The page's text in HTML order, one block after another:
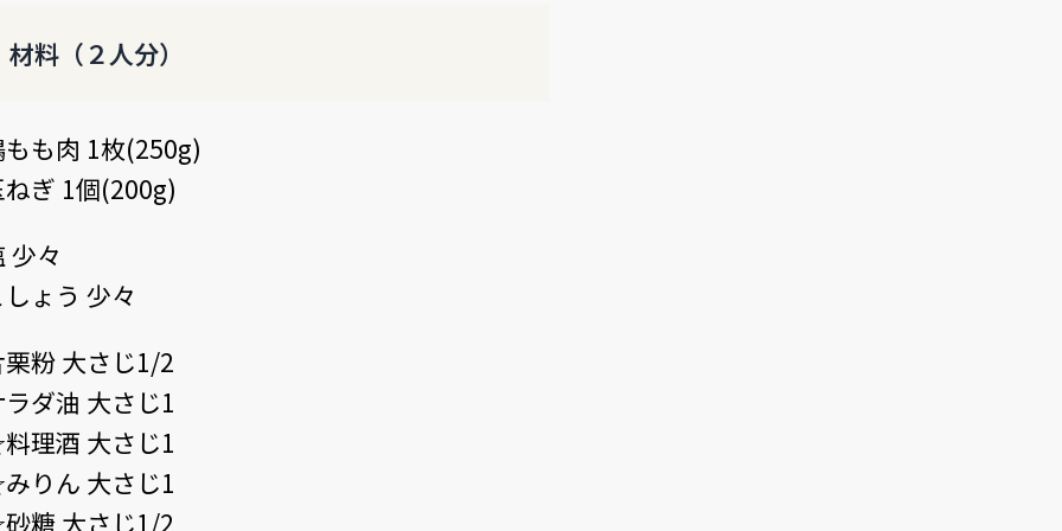
材料（２人分）
も肉 1枚(250g)
ぎ 1個(200g)
少々
ょう 少々
粉 大さじ1/2
ダ油 大さじ1
理酒 大さじ1
りん 大さじ1
糖 大さじ1/2